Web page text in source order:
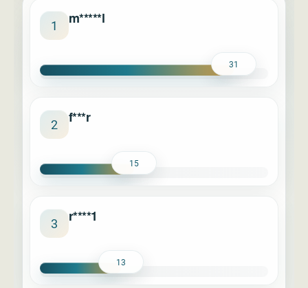
1 m*****l
31
2 f***r
15
3 r****1
13